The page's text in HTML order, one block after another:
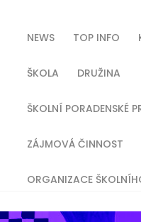
NEWS TOP INFO
ŠKOLA DRUŽINA
ŠKOLNÍ PORADENSKÉ
ZÁJMOVÁ ČINNOST
ORGANIZACE